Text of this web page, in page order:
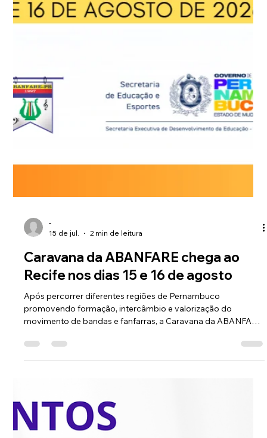
15 de jul.
2 min de leitura
Caravana da ABANFARE chega ao
Recife nos dias 15 e 16 de agosto
Após percorrer diferentes regiões de Pernambuco
movimento de bandas e fanfarras, a Caravana da ABANFARE